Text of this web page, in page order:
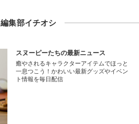
編集部イチオシ
スヌーピーたちの最新ニュース
癒やされるキャラクターアイテムでほっと
一息つこう！かわいい最新グッズやイベン
ト情報を毎日配信